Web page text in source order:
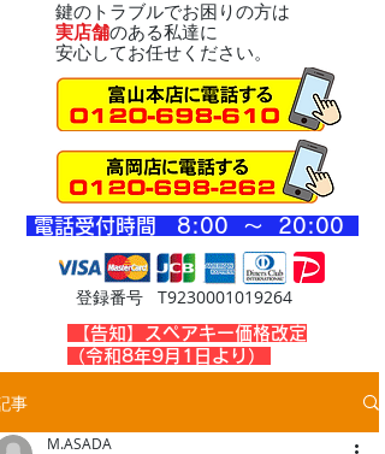
鍵のトラブルでお困りの方は
実店舗のある私達に
安心してお任せください。
登録番号 T9230001019264
​電話受付時間 8:00 ～ 20:00
​【告知】スペアキー価格改定
（令和8年9月1日より）
事
M.ASADA